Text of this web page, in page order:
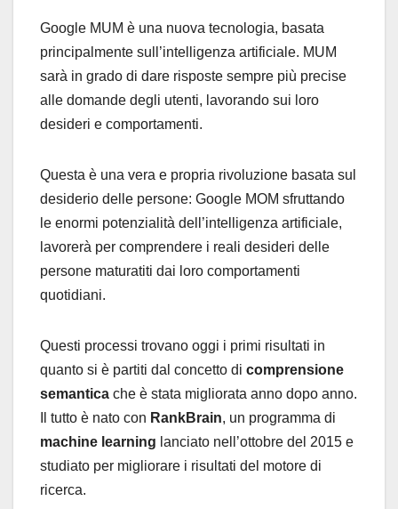
Google MUM è una nuova tecnologia, basata
principalmente sull’intelligenza artificiale. MUM
sarà in grado di dare risposte sempre più precise
alle domande degli utenti, lavorando sui loro
desideri e comportamenti.
Questa è una vera e propria rivoluzione basata sul
desiderio delle persone: Google MOM sfruttando
le enormi potenzialità dell’intelligenza artificiale,
lavorerà per comprendere i reali desideri delle
persone maturatiti dai loro comportamenti
quotidiani.
Questi processi trovano oggi i primi risultati in
quanto si è partiti dal concetto di comprensione
semantica che è stata migliorata anno dopo anno.
Il tutto è nato con RankBrain, un programma di
machine learning lanciato nell’ottobre del 2015 e
studiato per migliorare i risultati del motore di
ricerca.